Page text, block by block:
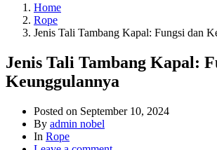
Home
Rope
Jenis Tali Tambang Kapal: Fungsi dan
Jenis Tali Tambang Kapal:
Keunggulannya
Posted on September 10, 2024
By admin nobel
In Rope